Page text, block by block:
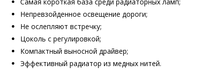
Непревзойденное освещение дороги;
Не ослепляют встречку;
Цоколь с регулировкой;
Компактный выносной драйвер;
Эффективный радиатор из медных нитей.